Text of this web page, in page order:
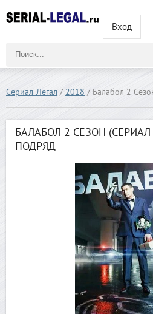
Вход
Сериал-Легал / 2018 / Балабол 2 Сезон
БАЛАБОЛ 2 СЕЗОН (СЕРИАЛ
ПОДРЯД